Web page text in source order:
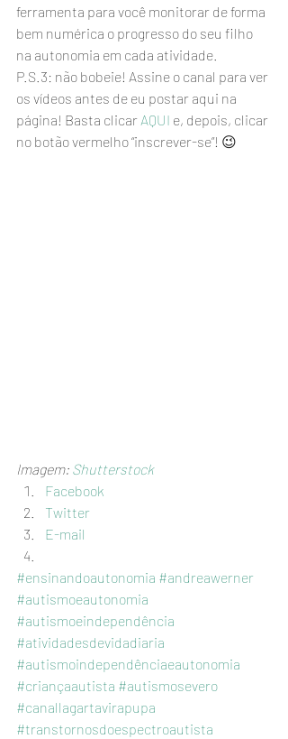
ferramenta para você monitorar de forma
bem numérica o progresso do seu filho
na autonomia em cada atividade.
P.S.3: não bobeie! Assine o canal para ver
os vídeos antes de eu postar aqui na
página! Basta clicar AQUI e, depois, clicar
no botão vermelho “inscrever-se”! 😉
Imagem: Shutterstock
Facebook
Twitter
E-mail
#ensinandoautonomia #andreawerner
#autismoeautonomia
#autismoeindependência
#atividadesdevidadiaria
#autismoindependênciaeautonomia
#criançaautista #autismosevero
#canallagartavirapupa
#transtornosdoespectroautista